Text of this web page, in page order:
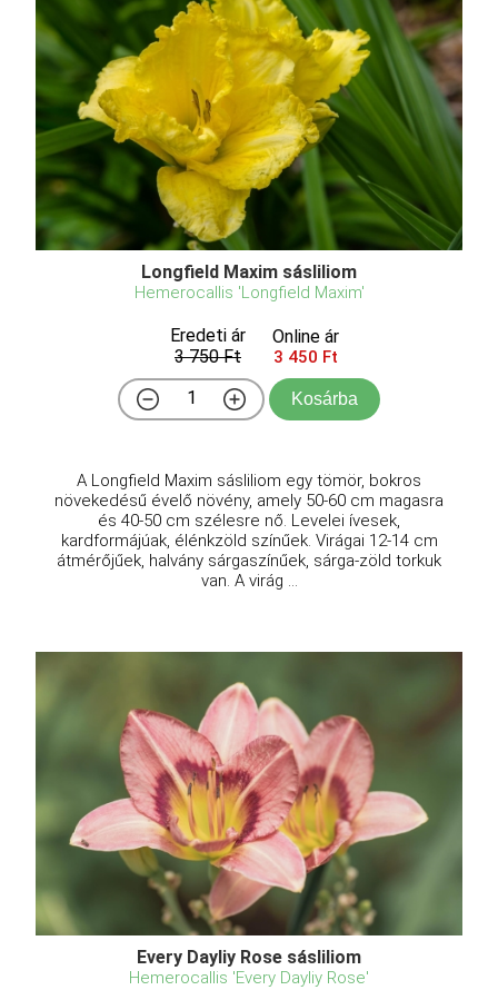
Longfield Maxim sásliliom
Hemerocallis 'Longfield Maxim'
Eredeti ár
3 750 Ft
Online ár
3 450 Ft
Kosárba
A Longfield Maxim sásliliom egy tömör, bokros
növekedésű évelő növény, amely 50-60 cm magasra
és 40-50 cm szélesre nő. Levelei ívesek,
kardformájúak, élénkzöld színűek. Virágai 12-14 cm
átmérőjűek, halvány sárgaszínűek, sárga-zöld torkuk
van. A virág ...
Every Dayliy Rose sásliliom
Hemerocallis 'Every Dayliy Rose'